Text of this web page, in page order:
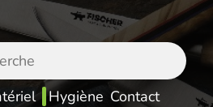
Entrer
votre
rechercheHygiène Contact